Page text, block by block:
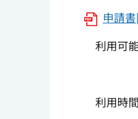
申請
利用可
※休業
利用時